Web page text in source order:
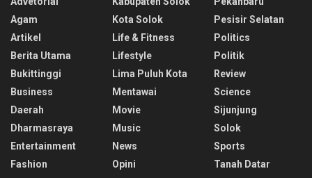
Agam
Artikel
Berita Utama
Bukittinggi
Business
Daerah
Dharmasraya
Entertainment
Fashion
Kota Solok
Life & Fitness
Lifestyle
Lima Puluh Kota
Mentawai
Movie
Music
News
Opini
Pesisir Selatan
Politics
Politik
Review
Science
Sijunjung
Solok
Sports
Tanah Datar